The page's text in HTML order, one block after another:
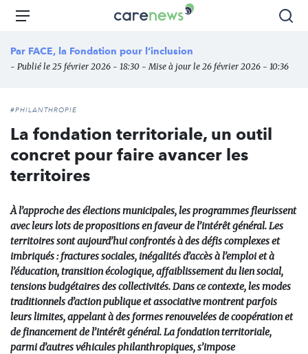
Aller
principal
Carenews,
des
Menu
Par FACE, la Fondation pour l’inclusion
- Publié le 25 février 2026 - 18:30 - Mise à jour le 26 février 2026 - 10:36
#PHILANTHROPIE
La fondation territoriale, un outil
concret pour faire avancer les
territoires
À l’approche des élections municipales, les programmes fleurissent
avec leurs lots de propositions en faveur de l’intérêt général. Les
territoires sont aujourd’hui confrontés à des défis complexes et
imbriqués : fractures sociales, inégalités d’accès à l’emploi et à
l’éducation, transition écologique, affaiblissement du lien social,
tensions budgétaires des collectivités. Dans ce contexte, les modes
traditionnels d’action publique et associative montrent parfois
leurs limites, appelant à des formes renouvelées de coopération et
de financement de l’intérêt général. La fondation territoriale,
parmi d’autres véhicules philanthropiques, s’impose